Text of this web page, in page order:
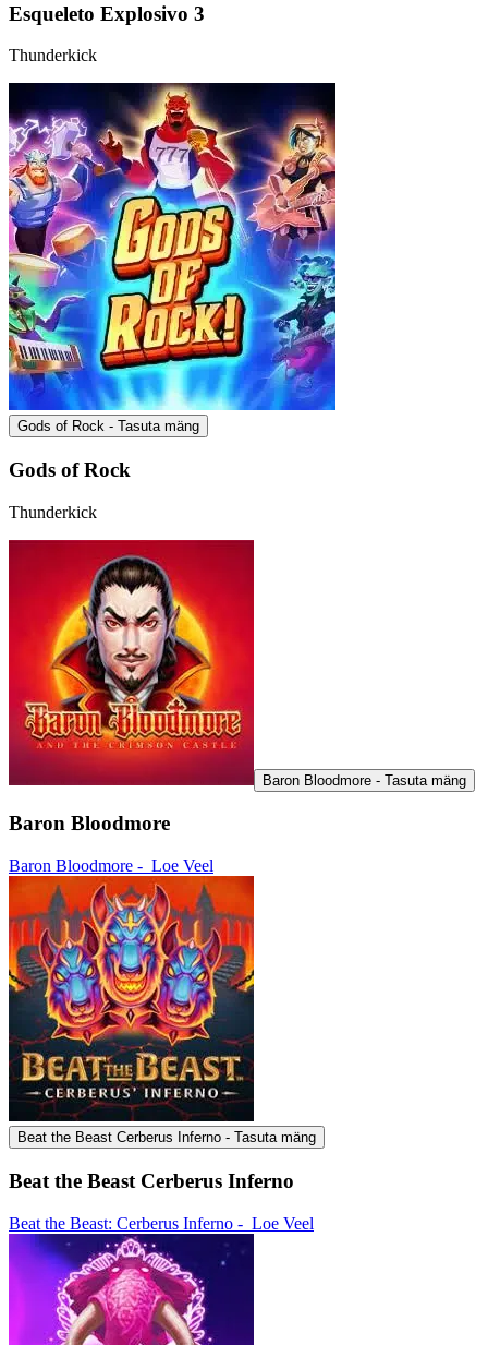
Esqueleto Explosivo 3
Thunderkick
Gods of Rock - Tasuta mäng
Gods of Rock
Thunderkick
Baron Bloodmore - Tasuta mäng
Baron Bloodmore
Baron Bloodmore - Loe Veel
Beat the Beast Cerberus Inferno - Tasuta mäng
Beat the Beast Cerberus Inferno
Beat the Beast: Cerberus Inferno - Loe Veel